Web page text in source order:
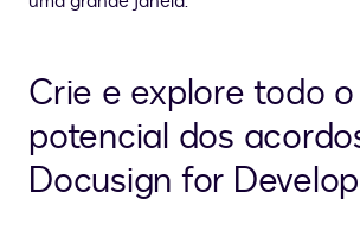
Crie e explore todo o
potencial dos
Docusign for